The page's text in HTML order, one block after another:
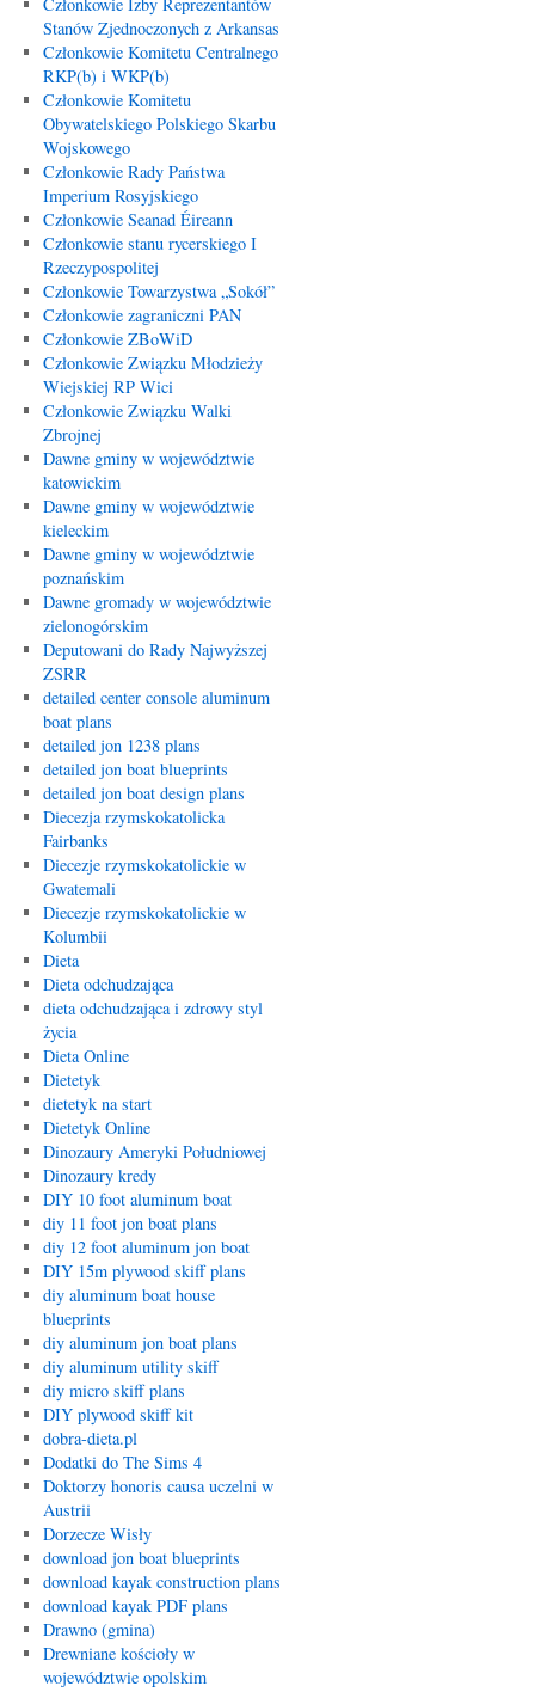
Stanów Zjednoczonych z Arkansas
Członkowie Komitetu Centralnego
RKP(b) i WKP(b)
Członkowie Komitetu
Obywatelskiego Polskiego Skarbu
Wojskowego
Członkowie Rady Państwa
Imperium Rosyjskiego
Członkowie Seanad Éireann
Członkowie stanu rycerskiego I
Rzeczypospolitej
Członkowie Towarzystwa „Sokół”
Członkowie zagraniczni PAN
Członkowie ZBoWiD
Członkowie Związku Młodzieży
Wiejskiej RP Wici
Członkowie Związku Walki
Zbrojnej
Dawne gminy w województwie
katowickim
Dawne gminy w województwie
kieleckim
Dawne gminy w województwie
poznańskim
Dawne gromady w województwie
zielonogórskim
Deputowani do Rady Najwyższej
ZSRR
detailed center console aluminum
boat plans
detailed jon 1238 plans
detailed jon boat blueprints
detailed jon boat design plans
Diecezja rzymskokatolicka
Fairbanks
Diecezje rzymskokatolickie w
Gwatemali
Diecezje rzymskokatolickie w
Kolumbii
Dieta
Dieta odchudzająca
dieta odchudzająca i zdrowy styl
życia
Dieta Online
Dietetyk
dietetyk na start
Dietetyk Online
Dinozaury Ameryki Południowej
Dinozaury kredy
DIY 10 foot aluminum boat
diy 11 foot jon boat plans
diy 12 foot aluminum jon boat
DIY 15m plywood skiff plans
diy aluminum boat house
blueprints
diy aluminum jon boat plans
diy aluminum utility skiff
diy micro skiff plans
DIY plywood skiff kit
dobra-dieta.pl
Dodatki do The Sims 4
Doktorzy honoris causa uczelni w
Austrii
Dorzecze Wisły
download jon boat blueprints
download kayak construction plans
download kayak PDF plans
Drawno (gmina)
Drewniane kościoły w
województwie opolskim